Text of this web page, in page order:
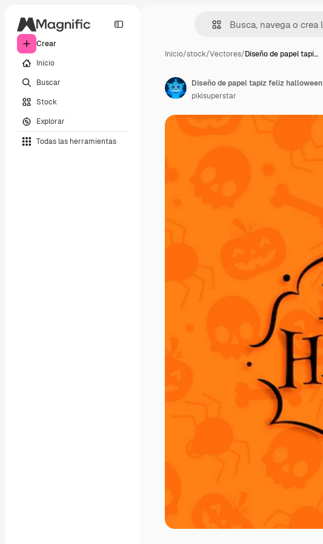
Crear
Inicio
Buscar
Stock
Explorar
Todas las herramientas
Inicio/stock/Vectores/Diseño de papel tapi…
Diseño de papel tapiz feliz halloween
pikisuperstar